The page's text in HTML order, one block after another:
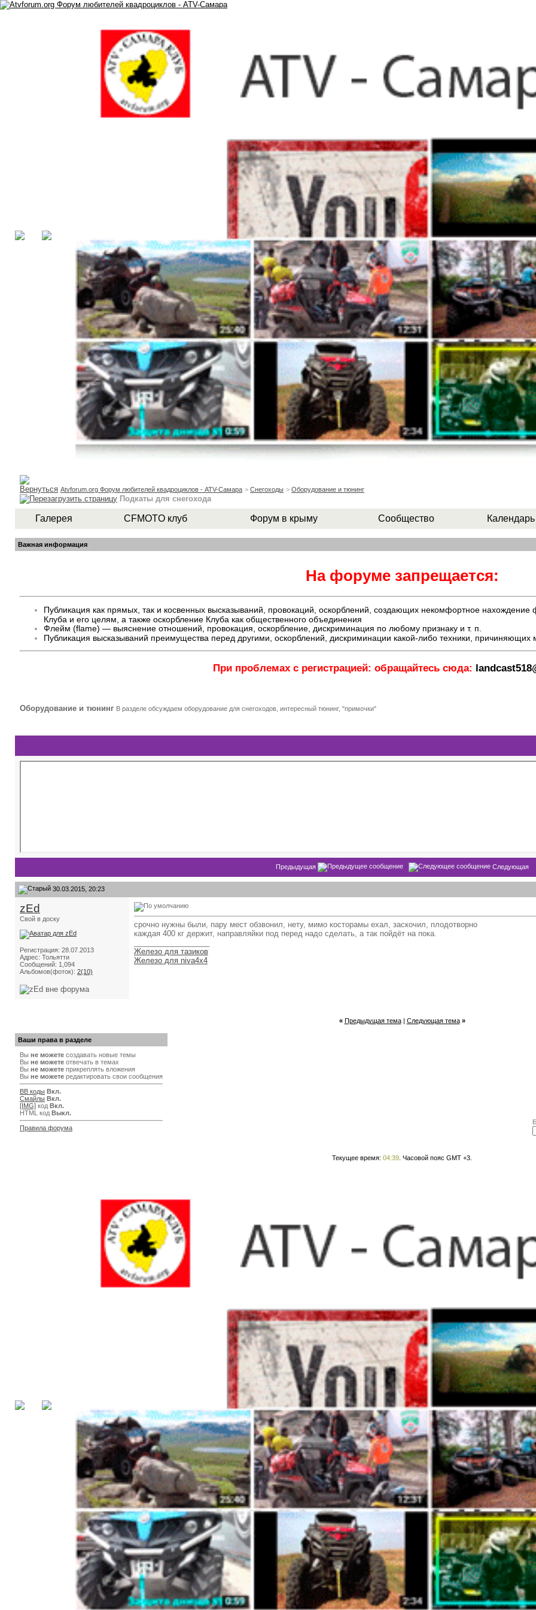
Atvforum.org Форум любителей квадроциклов - ATV-Самара > Снегоходы > Оборудование и тюнинг
Подкаты для снегохода
Галерея CFMOTO клуб Форум в крыму Сообщество Календарь
Важная информация
На форуме запрещается:
Публикация как прямых, так и косвенных высказываний, провокаций, оскорблений, создающих некомфортное
Клуба и его целям, а также оскорбление Клуба как общественного объединения
Флейм (flame) — выяснение отношений, провокация, оскорбление, дискриминация по любому признаку и т. п.
Публикация высказываний преимущества перед другими, оскорблений, дискриминации какой-либо техники,
При проблемах с регистрацией: обращайтесь сюда:
Оборудование и тюнинг В разделе обсуждаем оборудование для снегоходов, интересный тюнинг, "примочки"
Предыдущая Следующая
30.03.2015, 20:23
zEd
Свой в доску
Регистрация: 28.07.2013
Адрес: Тольятти
Сообщений: 1,094
Альбомов(фоток): 2(10)
срочно нужны были, пару мест обзвонил, нету, мимо косторамы ехал, заскочил, плодотворно
каждая 400 кг держит, направляйки под перед надо сделать, а так пойдёт на пока.
Железо для тазиков
Железо для niva4x4
« Предыдущая тема| Следующая тема »
Ваши права в разделе
Вы не можете создавать новые темы
Вы не можете отвечать в темах
Вы не можете прикреплять вложения
Вы не можете редактировать свои сообщения
BB коды Вкл.
Смайлы Вкл.
[IMG] код Вкл.
HTML код Выкл.
Правила форума
Текущее время: 04:39 . Часовой пояс GMT +3.